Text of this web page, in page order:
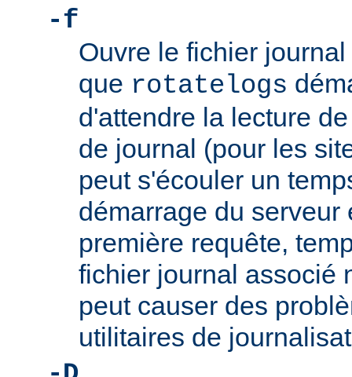
-f
Ouvre le fichier
que rotatelogs
d'attendre la lecture
de journal (pour les
peut s'écouler un
démarrage du serveur
première requête,
fichier journal associé
peut causer des
utilitaires de